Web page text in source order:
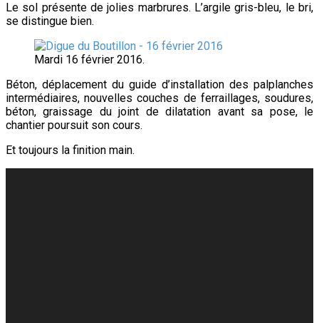
Le sol présente de jolies marbrures. L’argile gris-bleu, le bri,
se distingue bien.
Mardi 16 février 2016.
Béton, déplacement du guide d’installation des palplanches
intermédiaires, nouvelles couches de ferraillages, soudures,
béton, graissage du joint de dilatation avant sa pose, le
chantier poursuit son cours.
Et toujours la finition main.